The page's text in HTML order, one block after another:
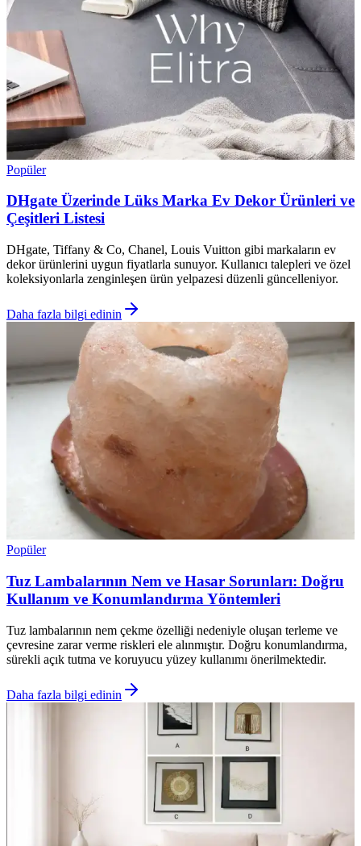
Popüler
DHgate Üzerinde Lüks Marka Ev Dekor Ürünleri ve
Çeşitleri Listesi
DHgate, Tiffany & Co, Chanel, Louis Vuitton gibi markaların ev
dekor ürünlerini uygun fiyatlarla sunuyor. Kullanıcı talepleri ve özel
koleksiyonlarla zenginleşen ürün yelpazesi düzenli güncelleniyor.
Daha fazla bilgi edinin
Popüler
Tuz Lambalarının Nem ve Hasar Sorunları: Doğru
Kullanım ve Konumlandırma Yöntemleri
Tuz lambalarının nem çekme özelliği nedeniyle oluşan terleme ve
çevresine zarar verme riskleri ele alınmıştır. Doğru konumlandırma,
sürekli açık tutma ve koruyucu yüzey kullanımı önerilmektedir.
Daha fazla bilgi edinin